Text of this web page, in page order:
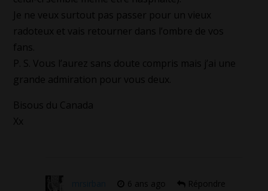
Je ne veux surtout pas passer pour un vieux
radoteux et vais retourner dans l’ombre de vos
fans.
P. S. Vous l’aurez sans doute compris mais j’ai une
grande admiration pour vous deux.
Bisous du Canada
Xx
6 ans ago Répondre